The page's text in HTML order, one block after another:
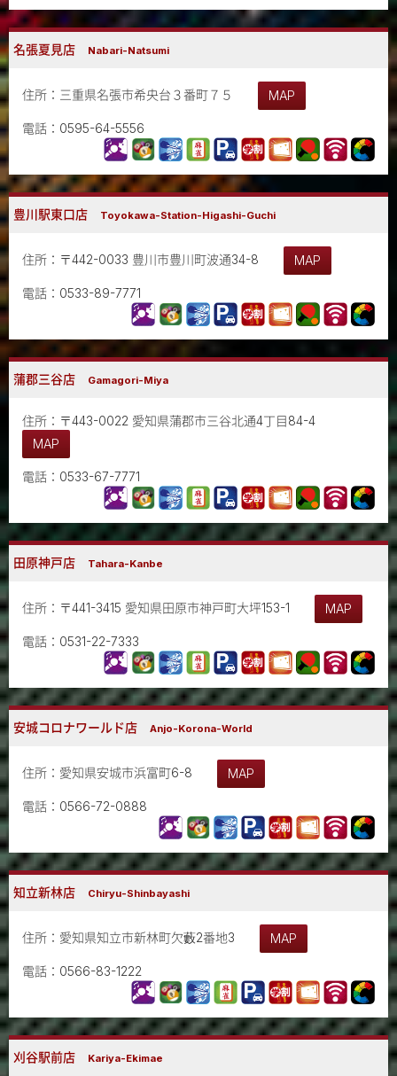
名張夏見店 Nabari-Natsumi
住所：三重県名張市希央台３番町７５ MAP
電話：0595-64-5556
豊川駅東口店 Toyokawa-Station-Higashi-Guchi
住所：〒442-0033 豊川市豊川町波通34-8 MAP
電話：0533-89-7771
蒲郡三谷店 Gamagori-Miya
住所：〒443-0022 愛知県蒲郡市三谷北通4丁目84-4
MAP
電話：0533-67-7771
田原神戸店 Tahara-Kanbe
住所：〒441-3415 愛知県田原市神戸町大坪153-1 MAP
電話：0531-22-7333
安城コロナワールド店 Anjo-Korona-World
住所：愛知県安城市浜富町6-8 MAP
電話：0566-72-0888
知立新林店 Chiryu-Shinbayashi
住所：愛知県知立市新林町欠藪2番地3 MAP
電話：0566-83-1222
刈谷駅前店 Kariya-Ekimae